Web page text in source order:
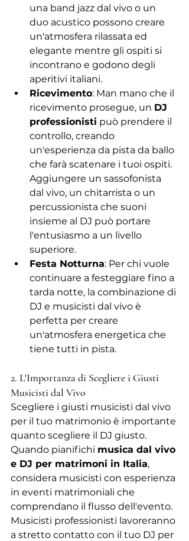
una band jazz dal vivo o un
duo acustico possono creare
un'atmosfera rilassata ed
elegante mentre gli ospiti si
incontrano e godono degli
aperitivi italiani.
Ricevimento: Man mano che il
ricevimento prosegue, un DJ
professionisti può prendere il
controllo, creando
un'esperienza da pista da ballo
che farà scatenare i tuoi ospiti.
Aggiungere un sassofonista
dal vivo, un chitarrista o un
percussionista che suoni
insieme al DJ può portare
l'entusiasmo a un livello
superiore.
Festa Notturna: Per chi vuole
continuare a festeggiare fino a
tarda notte, la combinazione di
DJ e musicisti dal vivo è
perfetta per creare
un'atmosfera energetica che
tiene tutti in pista.
2. L'Importanza di Scegliere i Giusti
Musicisti dal Vivo
Scegliere i giusti musicisti dal vivo
per il tuo matrimonio è importante
quanto scegliere il DJ giusto.
Quando pianifichi musica dal vivo
e DJ per matrimoni in Italia,
considera musicisti con esperienza
in eventi matrimoniali che
comprendano il flusso dell'evento.
Musicisti professionisti lavoreranno
a stretto contatto con il tuo DJ per